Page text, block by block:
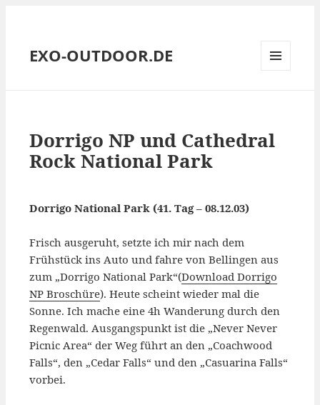
EXO-OUTDOOR.DE
Dorrigo NP und Cathedral
Rock National Park
Dorrigo National Park (41. Tag – 08.12.03)
Frisch ausgeruht, setzte ich mir nach dem
Frühstück ins Auto und fahre von Bellingen aus
zum „Dorrigo National Park“(Download Dorrigo
NP Broschüre). Heute scheint wieder mal die
Sonne. Ich mache eine 4h Wanderung durch den
Regenwald. Ausgangspunkt ist die „Never Never
Picnic Area“ der Weg führt an den „Coachwood
Falls“, den „Cedar Falls“ und den „Casuarina Falls“
vorbei.